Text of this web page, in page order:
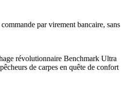
par virement bancaire, sans
révolutionnaire Benchmark Ultra
de carpes en quête de confort